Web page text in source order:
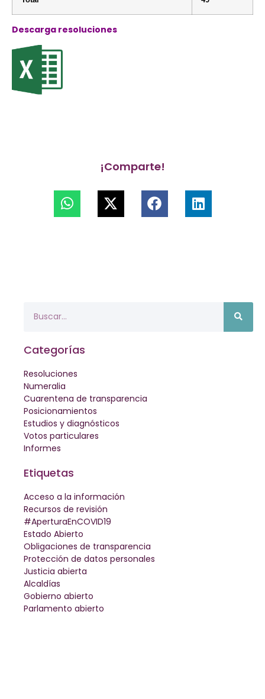
Descarga resoluciones
¡Comparte!
Categorías
Resoluciones
Numeralia
Cuarentena de transparencia
Posicionamientos
Estudios y diagnósticos
Votos particulares
Informes
Etiquetas
Acceso a la información
Recursos de revisión
#AperturaEnCOVID19
Estado Abierto
Obligaciones de transparencia
Protección de datos personales
Justicia abierta
Alcaldías
Gobierno abierto
Parlamento abierto